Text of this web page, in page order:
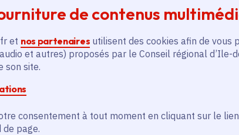
de contenus
et nos partenaires utilisent des cookies afin de vous
et autres) proposés par le Conseil régional d’Ile-
son site.
consentement à tout moment en cliquant sur le
de page.
Pnr Vexin français :
Programme d'actions
Développement économique
Voté en 2024